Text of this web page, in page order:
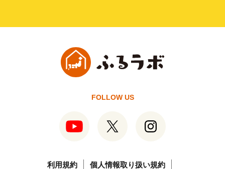
FOLLOW US
利用規約 個人情報取り扱い規約